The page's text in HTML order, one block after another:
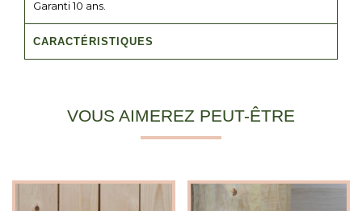
Garanti 10 ans.
CARACTÉRISTIQUES
VOUS AIMEREZ PEUT-ÊTRE